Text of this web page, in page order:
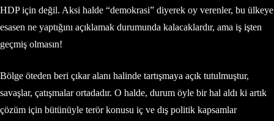
HDP için değil. Aksi halde “demokrasi” diyerek oy verenler, bu ülkeye
esasen ne yaptığını açıklamak durumunda kalacaklardır, ama iş işten
geçmiş olmasın!
Bölge öteden beri çıkar alanı halinde tartışmaya açık tutulmuştur,
savaşlar, çatışmalar ortadadır. O halde, durum öyle bir hal aldı ki artık
çözüm için bütünüyle terör konusu iç ve dış politik kapsamlar